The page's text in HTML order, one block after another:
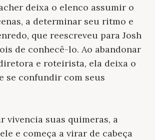
deixa o elenco assumir o
a determinar seu ritmo e
que reescreveu para Josh
de conhecê-lo. Ao abandonar
e roteirista, ela deixa o
se confundir com seus
vivencia suas quimeras, a
e começa a virar de cabeça